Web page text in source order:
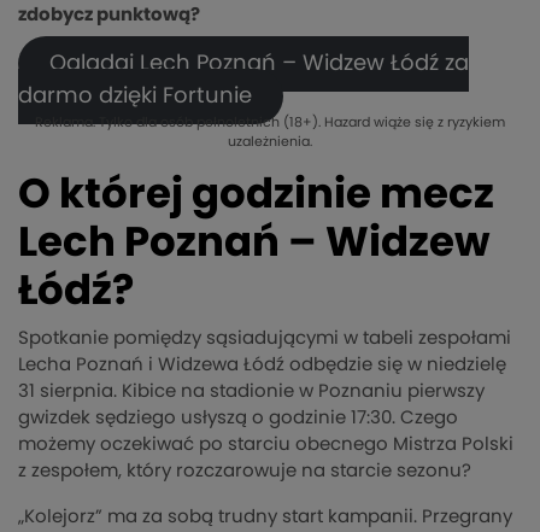
zdobycz punktową?
Oglądaj Lech Poznań – Widzew Łódź za
darmo dzięki Fortunie
Reklama. Tylko dla osób pełnoletnich (18+). Hazard wiąże się z ryzykiem
uzależnienia.
O której godzinie mecz
Lech Poznań – Widzew
Łódź?
Spotkanie pomiędzy sąsiadującymi w tabeli zespołami
Lecha Poznań i Widzewa Łódź odbędzie się w niedzielę
31 sierpnia. Kibice na stadionie w Poznaniu pierwszy
gwizdek sędziego usłyszą o godzinie 17:30. Czego
możemy oczekiwać po starciu obecnego Mistrza Polski
z zespołem, który rozczarowuje na starcie sezonu?
„Kolejorz” ma za sobą trudny start kampanii. Przegrany